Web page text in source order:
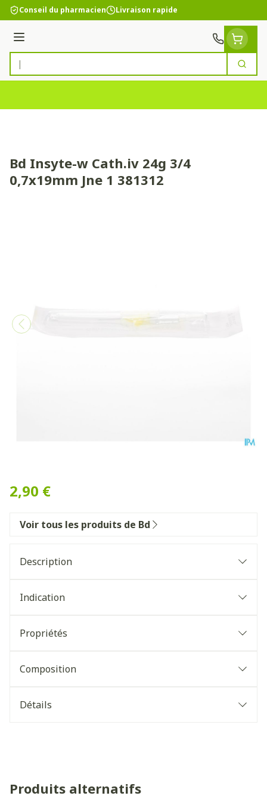
Aller au contenu
Conseil du pharmacien Livraison rapide
Menu
Rechercher
Bd Insyte-w Cath.iv 24g 3/4
0,7x19mm Jne 1 381312
2,90 €
Voir tous les produits de Bd
Description
Indication
Propriétés
Composition
Détails
Produits alternatifs